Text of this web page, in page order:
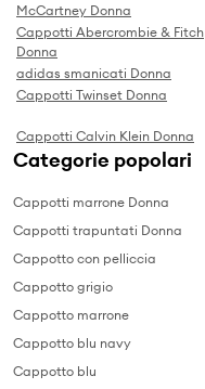
McCartney Donna
Cappotti Abercrombie & Fitch
Donna
adidas smanicati Donna
Cappotti Twinset Donna
Cappotti Calvin Klein Donna
Categorie popolari
Cappotti marrone Donna
Cappotti trapuntati Donna
Cappotto con pelliccia
Cappotto grigio
Cappotto marrone
Cappotto blu navy
Cappotto blu